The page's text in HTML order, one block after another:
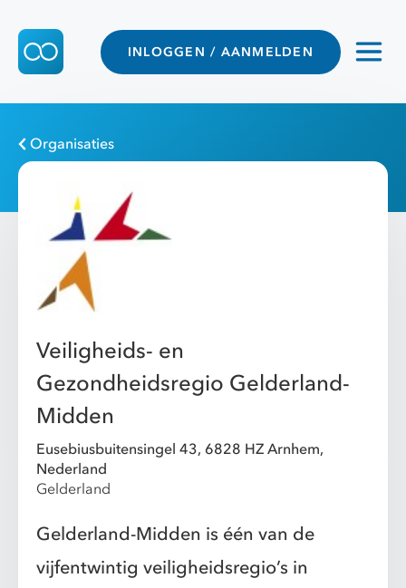
INLOGGEN / AANMELDEN
Organisaties
Veiligheids- en
Gezondheidsregio Gelderland-
Midden
Eusebiusbuitensingel 43, 6828 HZ Arnhem,
Nederland
Gelderland
Gelderland-Midden is één van de
vijfentwintig veiligheidsregio’s in